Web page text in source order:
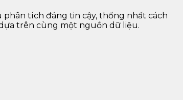
phân tích đáng tin cậy, thống nhất cách
trên cùng một nguồn dữ liệu.